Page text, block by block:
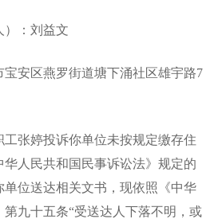
：刘益文
安区燕罗街道塘下涌社区雄宇路7
张婷投诉你单位未按规定缴存住
人民共和国民事诉讼法》规定的
位送达相关文书，现依照《中华
第九十五条“受送达人下落不明，或